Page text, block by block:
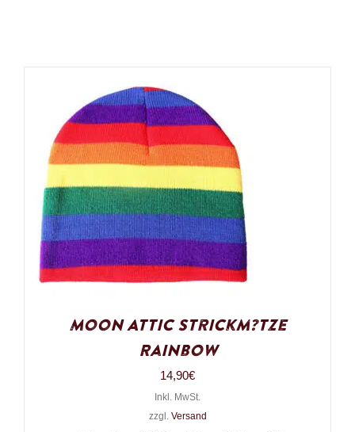
Moon Attic Strickm?tze
Rainbow
14,90€
Inkl. MwSt.
zzgl. Versand